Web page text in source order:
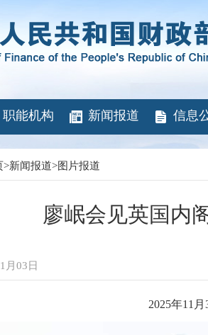
职能机构 新闻报道 信息
>新闻报道>图片报道
廖岷会见英国内
月03日
2025年11